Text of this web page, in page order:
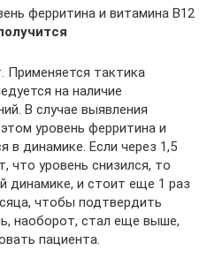
ферритина и витамина В12
Применяется тактика
на наличие
В случае выявления
уровень ферритина и
в динамике. Если через 1,5
что уровень снизился, то
динамике, и стоит еще 1 раз
чтобы подтвердить
наоборот, стал еще выше,
пациента.